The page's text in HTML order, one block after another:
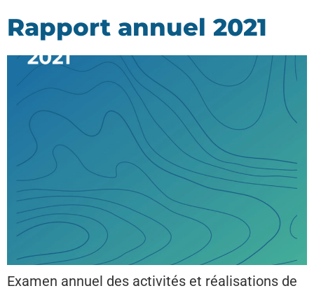
Rapport annuel 2021
Examen annuel des activités et réalisations de